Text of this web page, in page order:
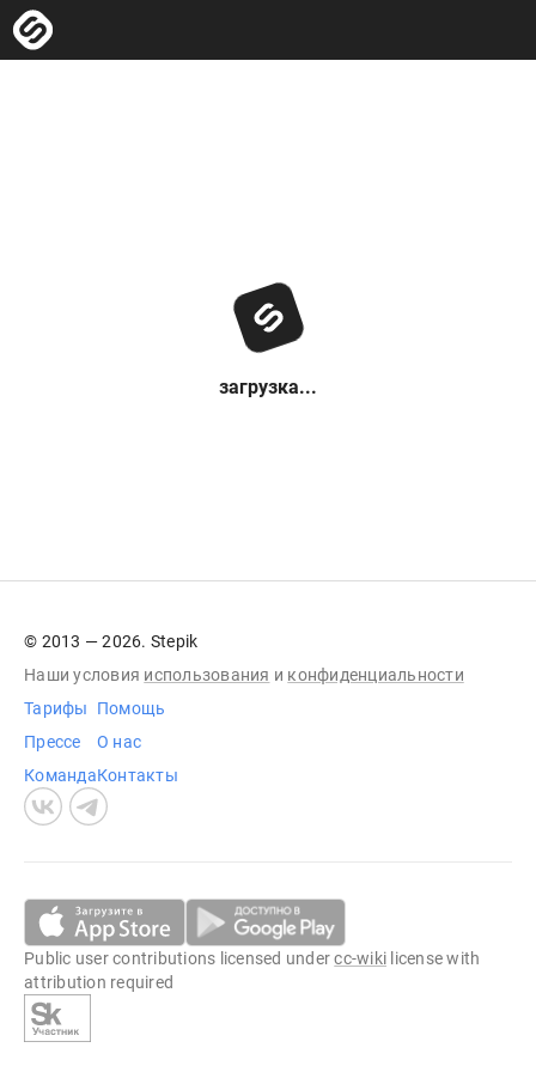
загрузка...
© 2013 — 2026. Stepik
Наши условия использования и конфиденциальности
Тарифы
Прессе
Команда
Помощь
О нас
Контакты
Public user contributions licensed undercc-wiki license with
attribution required